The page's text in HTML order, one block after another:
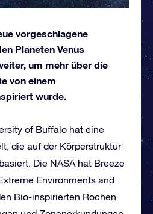
vorgeschlagene
Planeten Venus
um mehr über die
von einem
wurde.
of Buffalo hat eine
die auf der Körperstruktur
Die NASA hat Breeze
Environments and
Bio-inspirierten Rochen